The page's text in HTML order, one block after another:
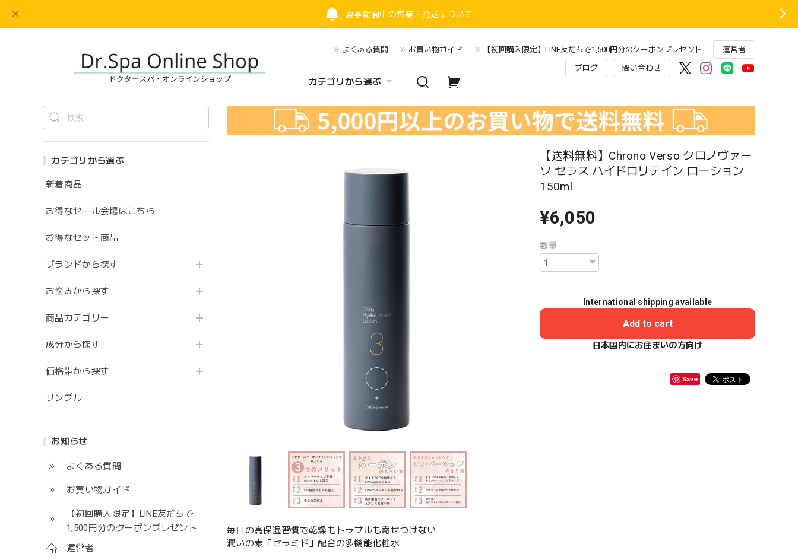
夏季期間中の営業・発送について
よくある質問 お買い物ガイド 【初回購入限定】LINE友だちで1,500円分のクーポンプレゼント 運営者
ブログ 問い合わせ
カテゴリから選ぶ
カテゴリから選ぶ
新着商品
お得なセール会場はこちら
お得なセット商品
ブランドから探す
お悩みから探す
商品カテゴリー
成分から探す
価格帯から探す
サンプル
お知らせ
よくある質問
お買い物ガイド
【初回購入限定】LINE友だちで
1,500円分のクーポンプレゼント
運営者
【送料無料】Chrono Verso クロノヴァー
ソ セラス ハイドロリテイン ローション
150ml
¥6,050
数量
International shipping available
Add to cart
日本国内にお住まいの方向け
Save
毎日の高保湿習慣で乾燥もトラブルも寄せつけない
潤いの素「セラミド」配合の多機能化粧水